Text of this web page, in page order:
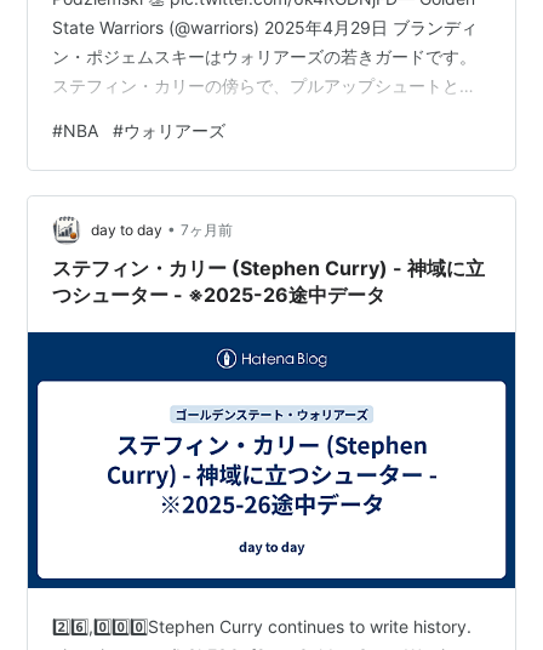
ウォリアーズ (スポーツ ) うぉりあーず 】
→ゴールデンステイト・ウォリアーズ
State Warriors (@warriors) 2025年4月29日 ブランディ
ン・ポジェムスキーはウォリアーズの若きガードです。
ステフィン・カリーの傍らで、プルアップシュートとリ
ングで測ってみましょう。
#NBA #ウォリアーズ
day to day • 7ヶ月前
ステフィン・カリー (Stephen Curry) - 神域に立
つシューター - ※2025-26途中データ
2️⃣6️⃣,0️⃣0️⃣0️⃣Stephen Curry continues to write history.